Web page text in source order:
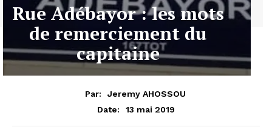
Rue Adébayor : les mots
de remerciement du
capitaine
Par:
Jeremy AHOSSOU
Date:
13 mai 2019